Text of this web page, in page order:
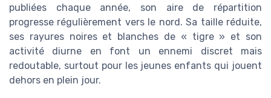
publiées chaque année, son aire de répartition
progresse régulièrement vers le nord. Sa taille réduite,
ses rayures noires et blanches de « tigre » et son
activité diurne en font un ennemi discret mais
redoutable, surtout pour les jeunes enfants qui jouent
dehors en plein jour.